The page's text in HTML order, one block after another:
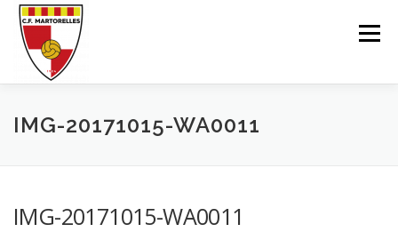
Saltar
contenido
Menú
EL CLUB 1ER-EQUIP SECCIÓ FEMENINA
IMG-20171015-WA0011
IMG-20171015-WA0011